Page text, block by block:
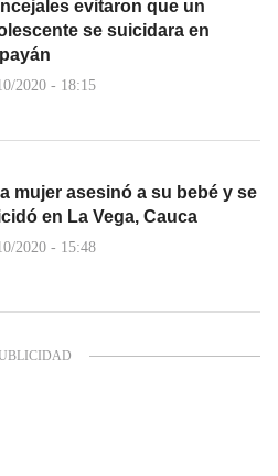
evitaron que un
se suicidara en
2020 - 18:15
mujer asesinó a su bebé y se
en La Vega, Cauca
2020 - 15:48